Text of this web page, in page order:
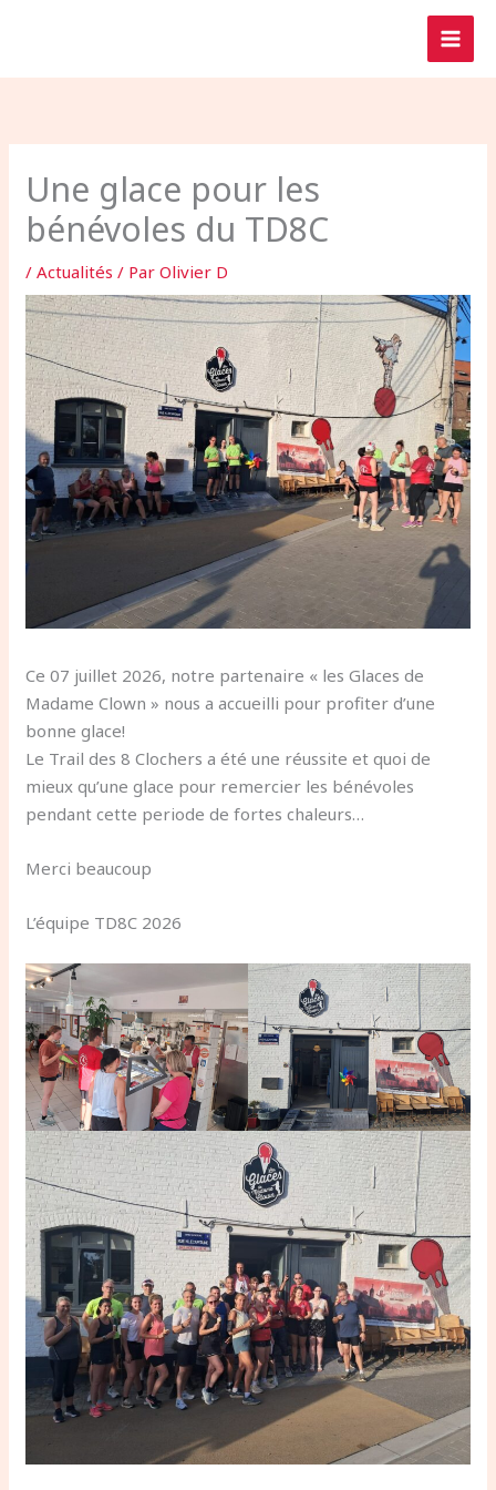
Une glace pour les
bénévoles du TD8C
/Actualités / ParOlivier D
Ce 07 juillet 2026, notre partenaire « les Glaces de
Madame Clown » nous a accueilli pour profiter d’une
bonne glace!
Le Trail des 8 Clochers a été une réussite et quoi de
mieux qu’une glace pour remercier les bénévoles
pendant cette periode de fortes chaleurs…
Merci beaucoup
L’équipe TD8C 2026